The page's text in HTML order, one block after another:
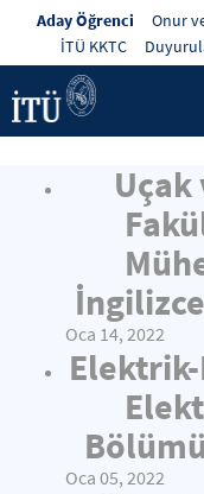
Aday Öğrenci Onur
İTÜ KKTC
Oca 14, 2022
Oca 05, 2022